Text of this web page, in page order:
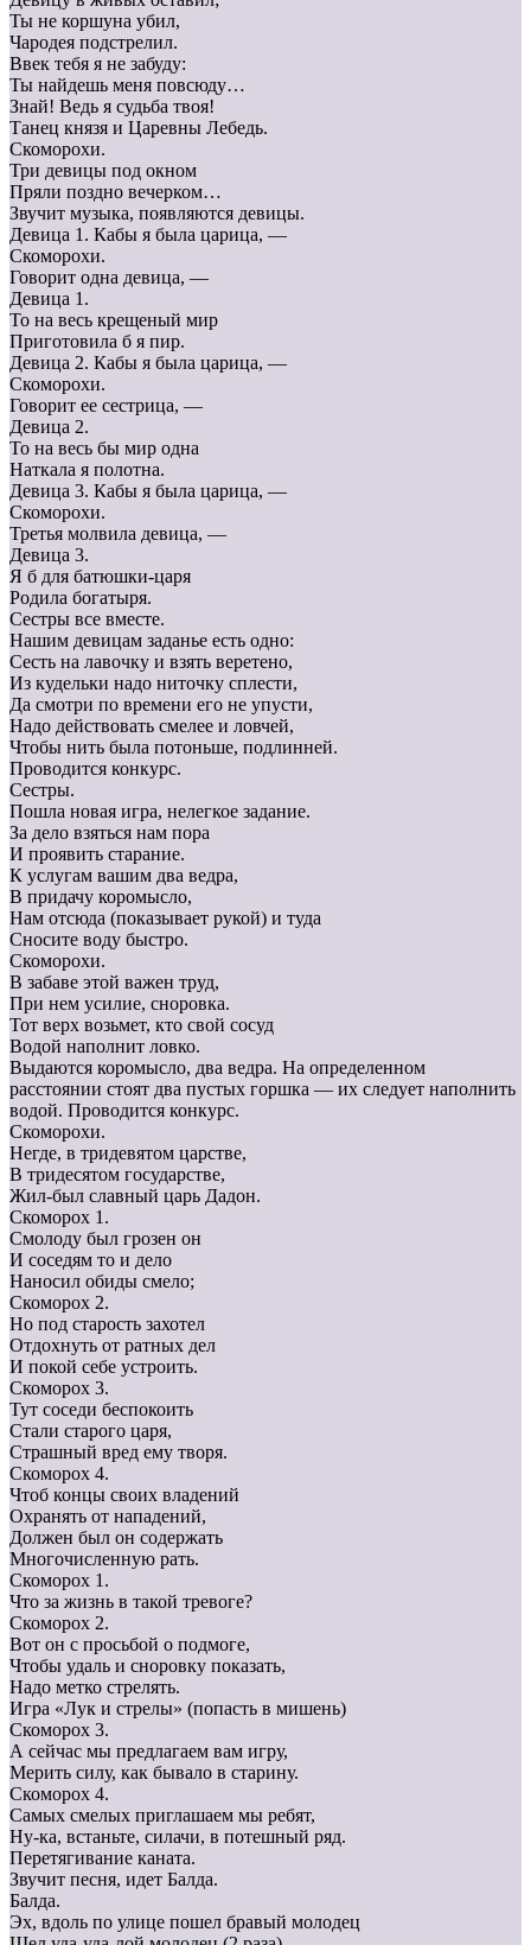
Ты не коршуна убил,
Чародея подстрелил.
Ввек тебя я не забуду:
Ты найдешь меня повсюду…
Знай! Ведь я судьба твоя!
Танец князя и Царевны Лебедь.
Скоморохи.
Три девицы под окном
Пряли поздно вечерком…
Звучит музыка, появляются девицы.
Девица 1. Кабы я была царица, —
Скоморохи.
Говорит одна девица, —
Девица 1.
То на весь крещеный мир
Приготовила б я пир.
Девица 2. Кабы я была царица, —
Скоморохи.
Говорит ее сестрица, —
Девица 2.
То на весь бы мир одна
Наткала я полотна.
Девица 3. Кабы я была царица, —
Скоморохи.
Третья молвила девица, —
Девица 3.
Я б для батюшки-царя
Родила богатыря.
Сестры все вместе.
Нашим девицам заданье есть одно:
Сесть на лавочку и взять веретено,
Из кудельки надо ниточку сплести,
Да смотри по времени его не упусти,
Надо действовать смелее и ловчей,
Чтобы нить была потоньше, подлинней.
Проводится конкурс.
Сестры.
Пошла новая игра, нелегкое задание.
За дело взяться нам пора
И проявить старание.
К услугам вашим два ведра,
В придачу коромысло,
Нам отсюда (показывает рукой) и туда
Сносите воду быстро.
Скоморохи.
В забаве этой важен труд,
При нем усилие, сноровка.
Тот верх возьмет, кто свой сосуд
Водой наполнит ловко.
Выдаются коромысло, два ведра. На определенном
расстоянии стоят два пустых горшка — их следует наполнить
водой. Проводится конкурс.
Скоморохи.
Негде, в тридевятом царстве,
В тридесятом государстве,
Жил-был славный царь Дадон.
Скоморох 1.
Смолоду был грозен он
И соседям то и дело
Наносил обиды смело;
Скоморох 2.
Но под старость захотел
Отдохнуть от ратных дел
И покой себе устроить.
Скоморох 3.
Тут соседи беспокоить
Стали старого царя,
Страшный вред ему творя.
Скоморох 4.
Чтоб концы своих владений
Охранять от нападений,
Должен был он содержать
Многочисленную рать.
Скоморох 1.
Что за жизнь в такой тревоге?
Скоморох 2.
Вот он с просьбой о подмоге,
Чтобы удаль и сноровку показать,
Надо метко стрелять.
Игра «Лук и стрелы» (попасть в мишень)
Скоморох 3.
А сейчас мы предлагаем вам игру,
Мерить силу, как бывало в старину.
Скоморох 4.
Самых смелых приглашаем мы ребят,
Ну-ка, встаньте, силачи, в потешный ряд.
Перетягивание каната.
Звучит песня, идет Балда.
Балда.
Эх, вдоль по улице пошел бравый молодец